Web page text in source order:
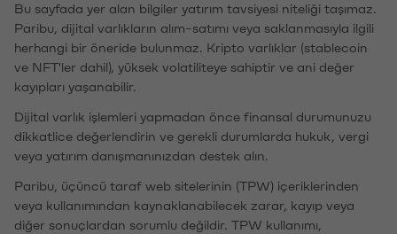
Bu sayfada yer alan bilgiler yatırım tavsiyesi niteliği taşımaz.
Paribu, dijital varlıkların alım-satımı veya saklanmasıyla ilgili
herhangi bir öneride bulunmaz. Kripto varlıklar (stablecoin
ve NFT'ler dahil), yüksek volatiliteye sahiptir ve ani değer
kayıpları yaşanabilir.
Dijital varlık işlemleri yapmadan önce finansal durumunuzu
dikkatlice değerlendirin ve gerekli durumlarda hukuk, vergi
veya yatırım danışmanınızdan destek alın.
Paribu, üçüncü taraf web sitelerinin (TPW) içeriklerinden
veya kullanımından kaynaklanabilecek zarar, kayıp veya
diğer sonuçlardan sorumlu değildir. TPW kullanımı,